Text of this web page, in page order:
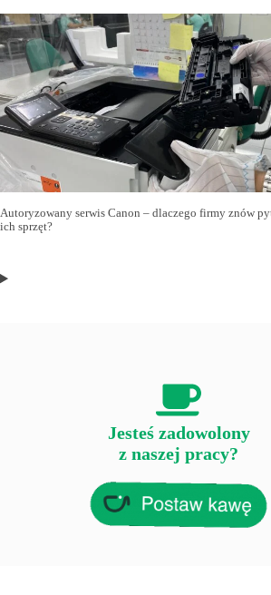
Autoryzowany serwis Canon – dlaczego firmy znów
ich sprzęt?
Jesteś zadowolony
z naszej pracy?